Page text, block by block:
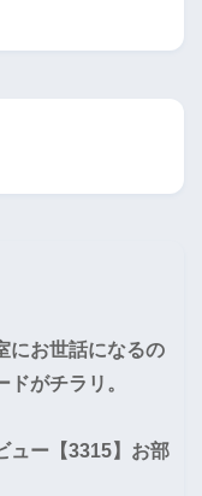
にお世話になるの
がチラリ。
ュー【3315】お部